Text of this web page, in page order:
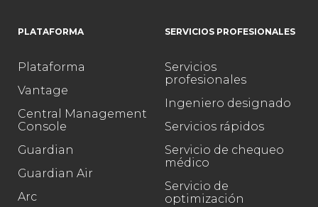
PLATAFORMA
Plataforma
Vantage
Central Management
Console
Guardian
Guardian Air
Arc
SERVICIOS PROFESIONALES
Servicios
profesionales
Ingeniero designado
Servicios rápidos
Servicio de chequeo
médico
Servicio de
optimización